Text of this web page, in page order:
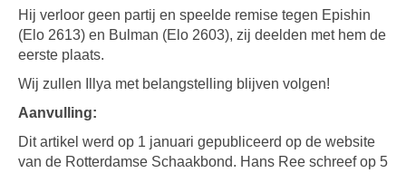
Hij verloor geen partij en speelde remise tegen Epishin
(Elo 2613) en Bulman (Elo 2603), zij deelden met hem de
eerste plaats.
Wij zullen Illya met belangstelling blijven volgen!
Aanvulling:
Dit artikel werd op 1 januari gepubliceerd op de website
van de Rotterdamse Schaakbond. Hans Ree schreef op 5